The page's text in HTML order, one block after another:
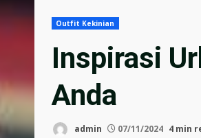
Outfit Kekinian
Inspirasi
Anda
admin 07/11/2024 4 min